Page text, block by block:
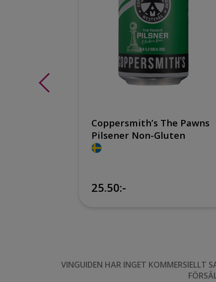
Coppersmith’s The Pawns
Pilsener Non-Gluten
25.50:-
VINGUIDEN HAR INGET KOMMERSIELLT